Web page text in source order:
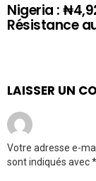
Nigeria :
Résistance
LAISSER UN
Votre adresse e-
sont indiqués avec*